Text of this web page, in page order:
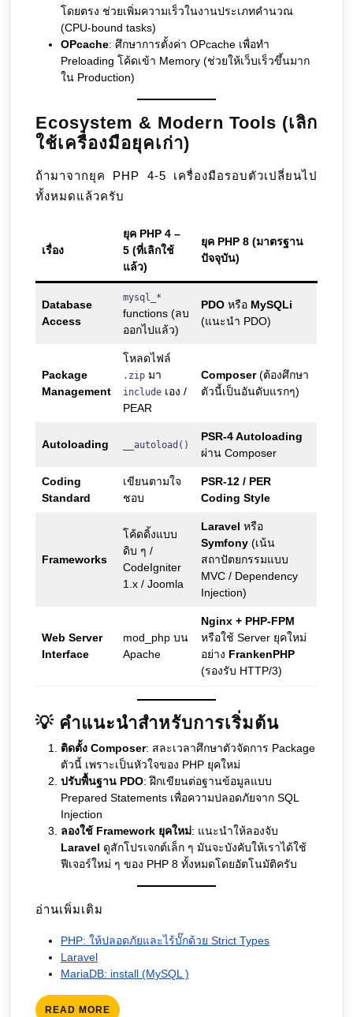
โดยตรง ช่วยเพิ่มความเร็วในงานประเภทคํานวณ
(CPU-bound tasks)
OPcache: ศึกษาการตั้งค่า OPcache เพื่อทำ
Preloading โค้ดเข้า Memory (ช่วยให้เว็บเร็วขึ้นมาก
ใน Production)
Ecosystem & Modern Tools (เลิก
ใช้เครื่องมือยุคเก่า)
ถ้ามาจากยุค PHP 4-5 เครื่องมือรอบตัวเปลี่ยนไป
ทั้งหมดแล้วครับ
เรื่อง
ยุค PHP 4 –
5 (ที่เลิกใช้
แล้ว)
ยุค PHP 8 (มาตรฐาน
ปัจจุบัน)
Database
Access
mysql_*
functions (ลบ
ออกไปแล้ว)
PDO หรือ MySQLi
(แนะนำ PDO)
Package
Management
โหลดไฟล์
.zip มา
include เอง /
PEAR
Composer(ต้องศึกษา
ตัวนี้เป็นอันดับแรกๆ)
Autoloading __autoload()
PSR-4 Autoloading
ผ่าน Composer
Coding
Standard
เขียนตามใจ
ชอบ
PSR-12 / PER
Coding Style
Frameworks
โค้ดดิ้งแบบ
ดิบ ๆ /
CodeIgniter
1.x / Joomla
Laravel หรือ
Symfony (เน้น
สถาปัตยกรรมแบบ
MVC / Dependency
Injection)
Web Server
Interface
mod_php บน
Apache
Nginx + PHP-FPM
หรือใช้ Server ยุคใหม่
อย่าง FrankenPHP
(รองรับ HTTP/3)
💡 คำแนะนำสำหรับการเริ่มต้น
ติดตั้ง Composer: สละเวลาศึกษาตัวจัดการ Package
ตัวนี้ เพราะเป็นหัวใจของ PHP ยุคใหม่
ปรับพื้นฐาน PDO: ฝึกเขียนต่อฐานข้อมูลแบบ
Prepared Statements เพื่อความปลอดภัยจาก SQL
Injection
ลองใช้ Framework ยุคใหม่: แนะนำให้ลองจับ
Laravel ดูสักโปรเจกต์เล็ก ๆ มันจะบังคับให้เราได้ใช้
ฟีเจอร์ใหม่ ๆ ของ PHP 8 ทั้งหมดโดยอัตโนมัติครับ
อ่านเพิ่มเติม
PHP: ให้ปลอดภัยและไร้บั๊กด้วย Strict Types
Laravel
MariaDB: install (MySQL )
READ MORE READ